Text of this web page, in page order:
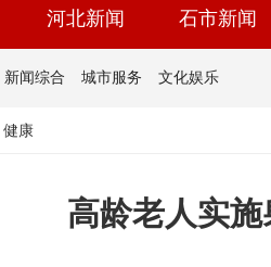
河北新闻 石市新闻
新闻综合 城市服务 文化娱乐
健康
高龄老人实